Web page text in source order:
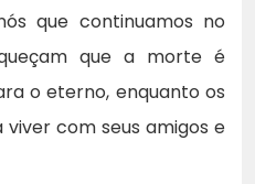
que continuamos no
que a morte é
o eterno, enquanto os
com seus amigos e